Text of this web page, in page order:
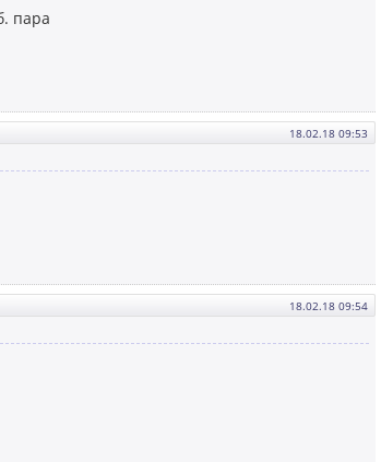
пара
18.02.18 09:53
18.02.18 09:54